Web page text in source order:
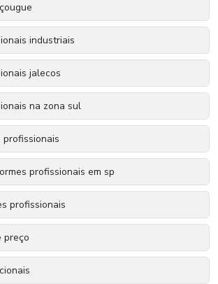
industriais
jalecos
na zona sul
profissionais
profissionais em sp
profissionais
preço